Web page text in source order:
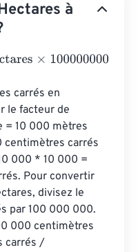
à
×100000000
carrés en
le facteur de
= 10 000 mètres
centimètres carrés
000 * 10 000 =
Pour convertir
divisez le
par 100 000 000.
000 centimètres
carrés /